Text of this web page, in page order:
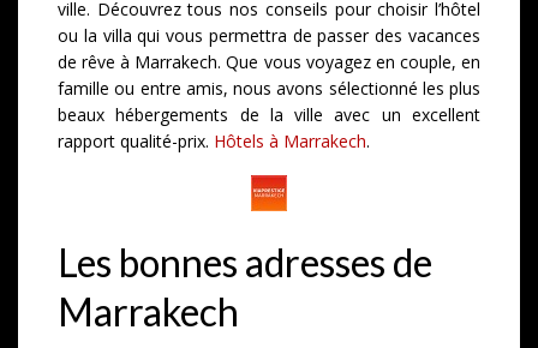
ville. Découvrez tous nos conseils pour choisir l’hôtel
ou la villa qui vous permettra de passer des vacances
de rêve à Marrakech. Que vous voyagez en couple, en
famille ou entre amis, nous avons sélectionné les plus
beaux hébergements de la ville avec un excellent
rapport qualité-prix. Hôtels à Marrakech.
Les bonnes adresses de
Marrakech